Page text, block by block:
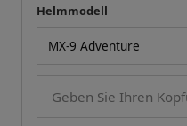
Ihre Messung
Helmmodell